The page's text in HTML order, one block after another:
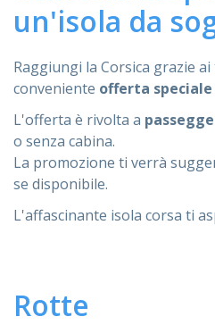
un'isola da
Raggiungi la Corsica grazie
conveniente offerta
L'offerta è rivolta a
o senza cabina.
La promozione ti verrà
se disponibile.
L'affascinante isola corsa ti
Rotte